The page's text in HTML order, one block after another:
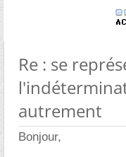
Re : se
autrement
Bonjour,